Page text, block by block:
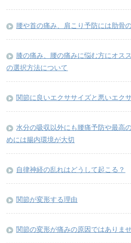
腰や首の痛み、肩こり予防には肋骨
膝の痛み、腰の痛みに悩む方にオス
の選択方法について
関節に良いエクササイズと悪いエク
水分の吸収以外にも腰痛予防や最高
めには腸内環境が大切
自律神経の乱れはどうして起こる？
関節が変形する理由
関節の変形が痛みの原因ではありま